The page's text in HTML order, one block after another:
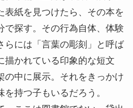
表紙を見つけたら、その本を
で探す。その行為自体、体験
らには「言葉の彫刻」と呼ば
描かれている印象的な短文
の中に展示。それをきっかけ
持つ子もいるだろう。